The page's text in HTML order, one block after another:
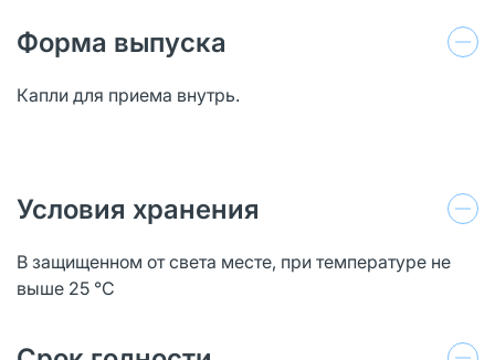
Форма выпуска
Капли для приема внутрь.
Условия хранения
В защищенном от света месте, при температуре не
выше 25 °C